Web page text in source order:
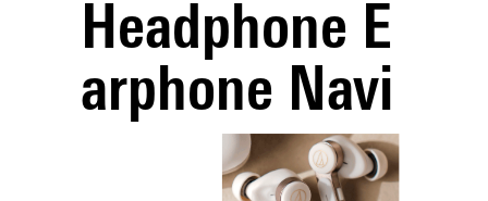
Headphone E
arphone Navi